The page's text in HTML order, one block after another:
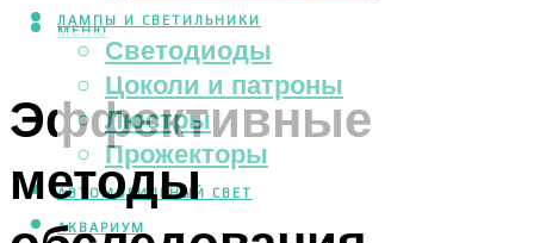
ЛАМПЫ И СВЕТИЛЬНИКИ
Светодиоды
Цоколи и патроны
Люстры
Прожекторы
АВТОМОБИЛЬНЫЙ СВЕТ
АКВАРИУМ
МЕНЮ
Эффективные
методы